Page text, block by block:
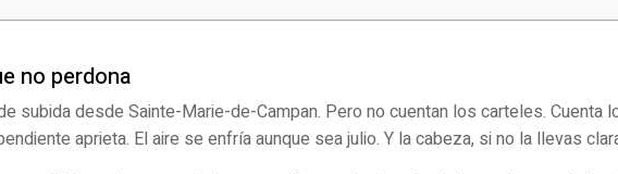
no perdona
subida desde Sainte-Marie-de-Campan. Pero no cuentan los carteles. Cuenta
aprieta. El aire se enfría aunque sea julio. Y la cabeza, si no la llevas